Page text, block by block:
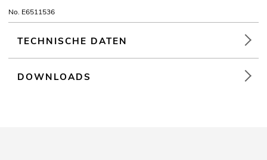
No. E6511536
TECHNISCHE DATEN
DOWNLOADS